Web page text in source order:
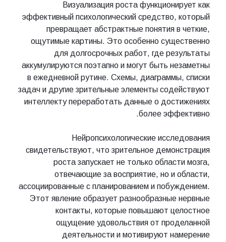
Визуализация роста функционирует как
эффективный психологический средство, который
превращает абстрактные понятия в четкие,
ощутимые картины. Это особенно существенно
для долгосрочных работ, где результаты
аккумулируются поэтапно и могут быть незаметны
в ежедневной рутине. Схемы, диаграммы, списки
задач и другие зрительные элементы содействуют
интеллекту переработать данные о достижениях
более эффективно.
Нейропсихологические исследования
свидетельствуют, что зрительное демонстрация
роста запускает не только области мозга,
отвечающие за восприятие, но и области,
ассоциированные с планированием и побуждением.
Этот явление образует разнообразные нервные
контакты, которые повышают целостное
ощущение удовольствия от проделанной
деятельности и мотивируют намерение